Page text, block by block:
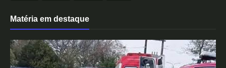
Matéria em destaque